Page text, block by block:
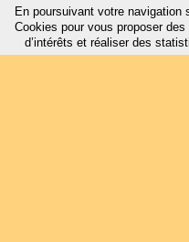
En poursuivant votre navigation
Cookies pour vous proposer
d’intérêts et réaliser des